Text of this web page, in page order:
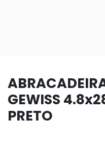
GEWISS
PRETO